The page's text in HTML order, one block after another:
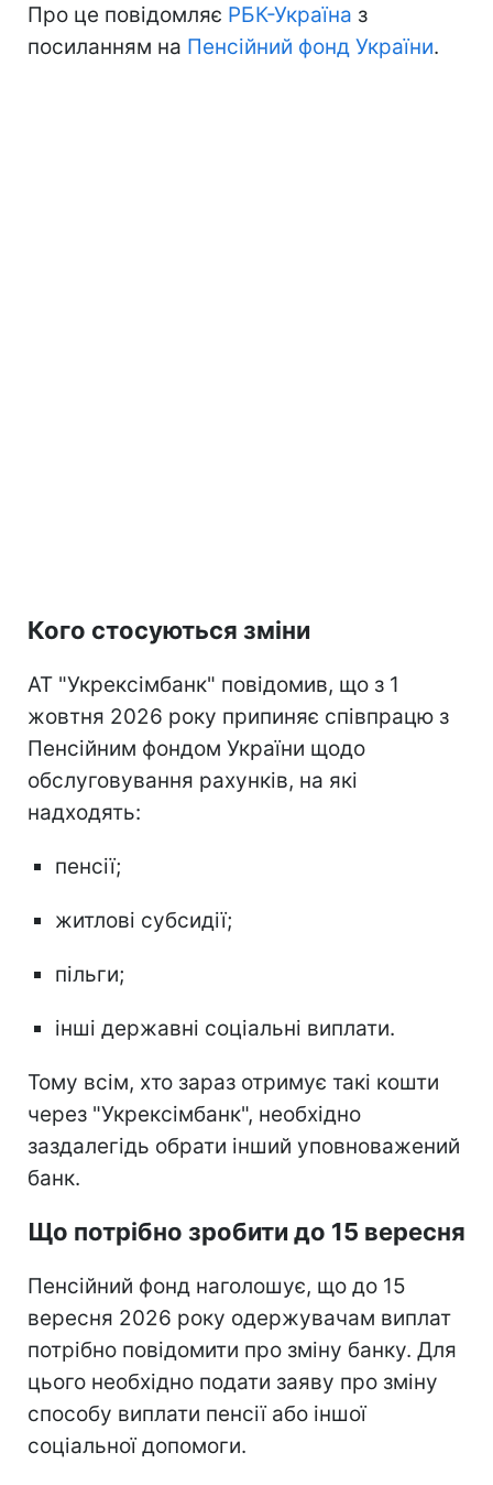
Про це повідомляє РБК-Україна з
посиланням на Пенсійний фонд України.
Кого стосуються зміни
АТ "Укрексімбанк" повідомив, що з 1
жовтня 2026 року припиняє співпрацю з
Пенсійним фондом України щодо
обслуговування рахунків, на які
надходять:
пенсії;
житлові субсидії;
пільги;
інші державні соціальні виплати.
Тому всім, хто зараз отримує такі кошти
через "Укрексімбанк", необхідно
заздалегідь обрати інший уповноважений
банк.
Що потрібно зробити до 15 вересня
Пенсійний фонд наголошує, що до 15
вересня 2026 року одержувачам виплат
потрібно повідомити про зміну банку. Для
цього необхідно подати заяву про зміну
способу виплати пенсії або іншої
соціальної допомоги.